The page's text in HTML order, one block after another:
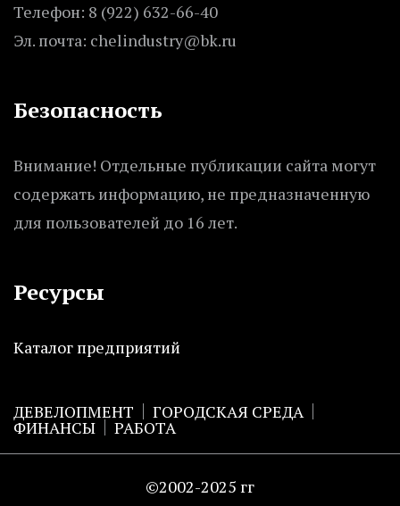
Телефон: 8 (922) 632-66-40
Эл. почта: chelindustry@bk.ru
Безопасность
Внимание! Отдельные публикации сайта могут
содержать информацию, не предназначенную
для пользователей до 16 лет.
Ресурсы
Каталог предприятий
ДЕВЕЛОПМЕНТ ГОРОДСКАЯ СРЕДА
ФИНАНСЫ РАБОТА
©2002-2025 гг